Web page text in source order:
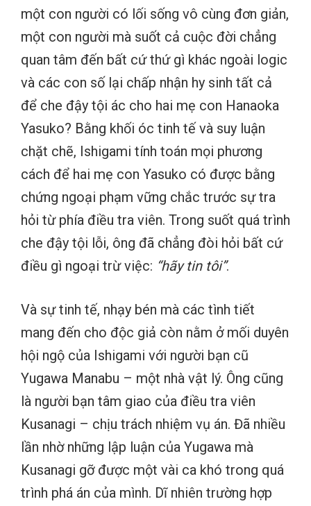
một con người có lối sống vô cùng đơn giản,
một con người mà suốt cả cuộc đời chẳng
quan tâm đến bất cứ thứ gì khác ngoài logic
và các con số lại chấp nhận hy sinh tất cả
để che đậy tội ác cho hai mẹ con Hanaoka
Yasuko? Bằng khối óc tinh tế và suy luận
chặt chẽ, Ishigami tính toán mọi phương
cách để hai mẹ con Yasuko có được bằng
chứng ngoại phạm vững chắc trước sự tra
hỏi từ phía điều tra viên. Trong suốt quá trình
che đậy tội lỗi, ông đã chẳng đòi hỏi bất cứ
điều gì ngoại trừ việc: “hãy tin tôi”.
Và sự tinh tế, nhạy bén mà các tình tiết
mang đến cho độc giả còn nằm ở mối duyên
hội ngộ của Ishigami với người bạn cũ
Yugawa Manabu – một nhà vật lý. Ông cũng
là người bạn tâm giao của điều tra viên
Kusanagi – chịu trách nhiệm vụ án. Đã nhiều
lần nhờ những lập luận của Yugawa mà
Kusanagi gỡ được một vài ca khó trong quá
trình phá án của mình. Dĩ nhiên trường hợp